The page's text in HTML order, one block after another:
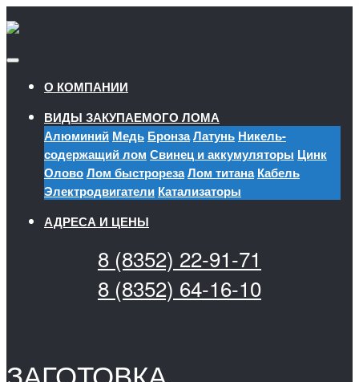
О КОМПАНИИ
ВИДЫ ЗАКУПАЕМОГО ЛОМА
Алюминий Медь БронзаЛатунь Никель-
содержащий лом Свинец и аккумуляторы Цинк
ОловоЛом быстрорезаЛом титана Кабель
Электродвигатели Катализаторы
АДРЕСА И ЦЕНЫ
8 (8352) 22-91-71
8 (8352) 64-16-10